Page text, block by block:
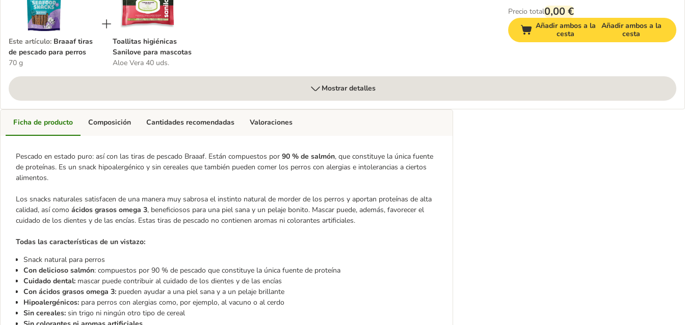
Este artículo: Braaaf tiras
de pescado para perros
70 g
Toallitas higiénicas
Sanilove para mascotas
Aloe Vera 40 uds.
Precio total0,00 €
Añadir ambos a la
cesta
Añadir ambos a la
cesta
Mostrar detalles
Ficha de producto
Pescado en estado puro: así con las tiras de pescado Braaaf. Están compuestos por 90 % de salmón, que constituye la única fuente
de proteínas. Es un snack hipoalergénico y sin cereales que también pueden comer los perros con alergias e intolerancias a ciertos
alimentos.
Los snacks naturales satisfacen de una manera muy sabrosa el instinto natural de morder de los perros y aportan proteínas de alta
calidad, así como ácidos grasos omega 3, beneficiosos para una piel sana y un pelaje bonito. Mascar puede, además, favorecer el
cuidado de los dientes y de las encías. Estas tiras de pescado no contienen aromas ni colorantes artificiales.
Todas las características de un vistazo:
Snack natural para perros
Con delicioso salmón: compuestos por 90 % de pescado que constituye la única fuente de proteína
Cuidado dental: mascar puede contribuir al cuidado de los dientes y de las encías
Con ácidos grasos omega 3: pueden ayudar a una piel sana y a un pelaje brillante
Hipoalergénicos: para perros con alergias como, por ejemplo, al vacuno o al cerdo
Sin cereales: sin trigo ni ningún otro tipo de cereal
Composición Cantidades recomendadas Valoraciones